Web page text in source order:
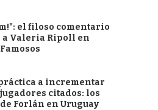
el filoso comentario
a Valeria Ripoll en
a incrementar
citados: los
Forlán en Uruguay